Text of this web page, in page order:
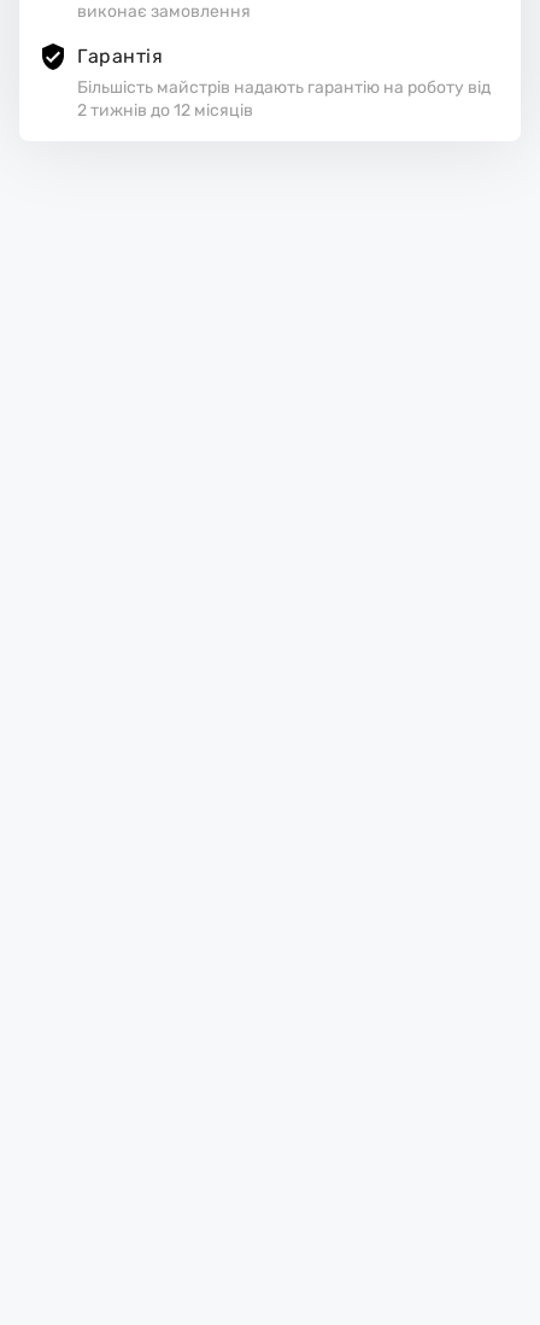
виконає замовлення
Гарантія
Більшість майстрів надають гарантію на роботу від
2 тижнів до 12 місяців